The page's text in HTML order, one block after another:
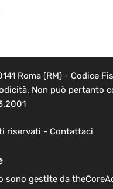
Roma (RM) - Codice
Non può pertanto
riservati - Contattaci
gestite da